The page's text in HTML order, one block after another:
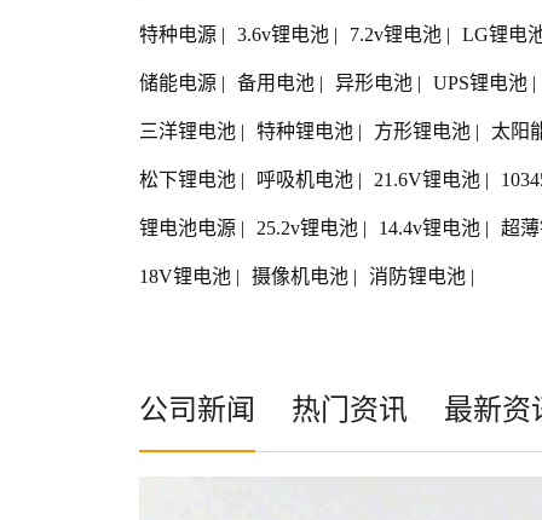
特种电源 | 3.6v锂电池 | 7.2v锂电池 | LG锂电
储能电源 | 备用电池 | 异形电池 | UPS锂电池 |
三洋锂电池 | 特种锂电池 | 方形锂电池 | 太阳
松下锂电池 | 呼吸机电池 | 21.6V锂电池 |
锂电池电源 | 25.2v锂电池 | 14.4v锂电池 | 超
18V锂电池 | 摄像机电池 | 消防锂电池 |
公司新闻 热门资讯 最新资